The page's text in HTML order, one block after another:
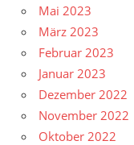
Mai 2023
März 2023
Februar 2023
Januar 2023
Dezember 2022
November 2022
Oktober 2022